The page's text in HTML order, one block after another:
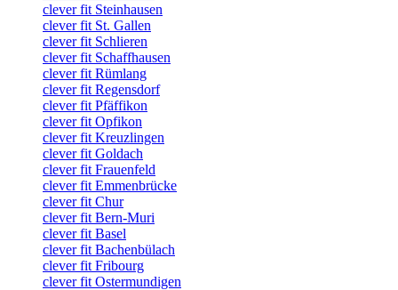
clever fit Steinhausen
clever fit St. Gallen
clever fit Schlieren
clever fit Schaffhausen
clever fit Rümlang
clever fit Regensdorf
clever fit Pfäffikon
clever fit Opfikon
clever fit Kreuzlingen
clever fit Goldach
clever fit Frauenfeld
clever fit Emmenbrücke
clever fit Chur
clever fit Bern-Muri
clever fit Basel
clever fit Bachenbülach
clever fit Fribourg
clever fit Ostermundigen